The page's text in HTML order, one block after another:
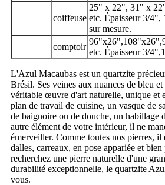
coiffeuse
25" x 22", 31" x
etc. Épaisseur 3/4",
sur mesure.
comptoir
etc. Épaisseur 3/
L'Azul Macaubas est un quartzite
Brésil. Ses veines aux nuances de bleu
véritable œuvre d'art naturelle, unique et
plan de travail de cuisine, un vasque de
de baignoire ou de douche, un habillage
autre élément de votre intérieur, il ne
émerveiller. Comme toutes nos pierres, il
dalles, carreaux, en pose appariée et
recherchez une pierre naturelle d'une
durabilité exceptionnelle, le quartzite
vous.